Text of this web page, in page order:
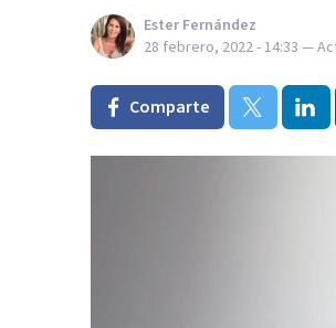
Ester Fernández
28 febrero, 2022 - 14:33 —
Comparte